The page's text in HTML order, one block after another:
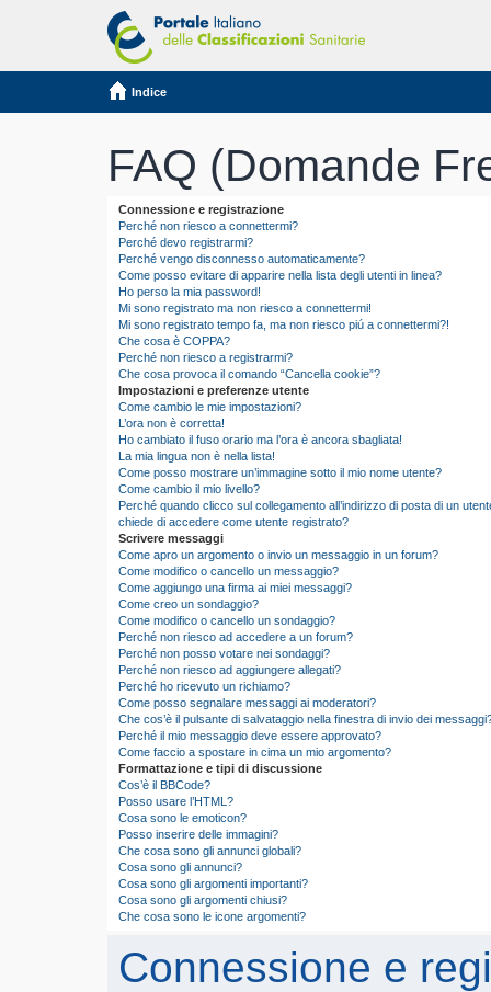
Indice
FAQ (Domande
Connessione e registrazione
Perché non riesco a connettermi?
Perché devo registrarmi?
Perché vengo disconnesso automaticamente?
Come posso evitare di apparire nella lista degli utenti in linea?
Ho perso la mia password!
Mi sono registrato ma non riesco a connettermi!
Mi sono registrato tempo fa, ma non riesco piú a connettermi?!
Che cosa è COPPA?
Perché non riesco a registrarmi?
Che cosa provoca il comando “Cancella cookie”?
Impostazioni e preferenze utente
Come cambio le mie impostazioni?
L’ora non è corretta!
Ho cambiato il fuso orario ma l’ora è ancora sbagliata!
La mia lingua non è nella lista!
Come posso mostrare un’immagine sotto il mio nome utente?
Come cambio il mio livello?
Perché quando clicco sul collegamento all’indirizzo di posta di un
chiede di accedere come utente registrato?
Scrivere messaggi
Come apro un argomento o invio un messaggio in un forum?
Come modifico o cancello un messaggio?
Come aggiungo una firma ai miei messaggi?
Come creo un sondaggio?
Come modifico o cancello un sondaggio?
Perché non riesco ad accedere a un forum?
Perché non posso votare nei sondaggi?
Perché non riesco ad aggiungere allegati?
Perché ho ricevuto un richiamo?
Come posso segnalare messaggi ai moderatori?
Che cos’è il pulsante di salvataggio nella finestra di invio dei
Perché il mio messaggio deve essere approvato?
Come faccio a spostare in cima un mio argomento?
Formattazione e tipi di discussione
Cos’è il BBCode?
Posso usare l’HTML?
Cosa sono le emoticon?
Posso inserire delle immagini?
Che cosa sono gli annunci globali?
Cosa sono gli annunci?
Cosa sono gli argomenti importanti?
Cosa sono gli argomenti chiusi?
Che cosa sono le icone argomenti?
Connessione e